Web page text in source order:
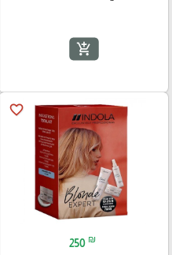
add_shopping_cart
favorite_border
250 ₪